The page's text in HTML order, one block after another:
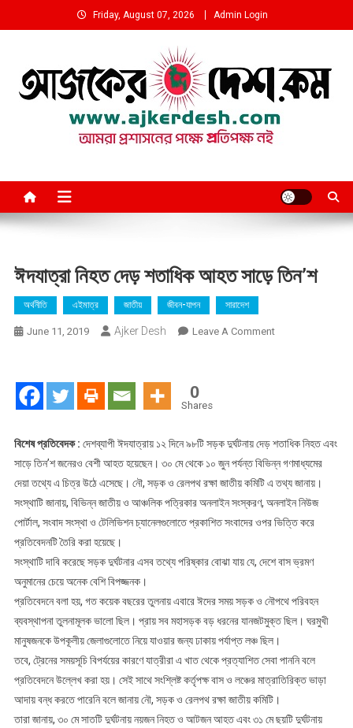
to
Friday, August 07, 2026 Admin Login
ঈদযাত্রা নিহত দেড় শতাধিক আহত সাড়ে তিন’শ
অর্থনীতি এইমাত্র জাতীয় জীবন-যাপন সারাদেশ
June 11, 2019 Ajker Desh Leave A CommentOn
সাড়ে
তিন’শ
0
Shares
বিশেষ প্রতিবেদক : দেশব্যাপী ঈদযাত্রায় ১২ দিনে ৯৮টি সড়ক দুর্ঘটনায় দেড় শতাধিক নিহত এবং
সাড়ে তিন’শ জনেরও বেশী আহত হয়েছেন। ৩০ মে থেকে ১০ জুন পর্যন্ত বিভিন্ন গণমাধ্যমের
দেয়া তথ্যে এ চিত্র উঠে এসেছে। নৌ, সড়ক ও রেলপথ রক্ষা জাতীয় কমিটি এ তথ্য জানায়।
সংস্থাটি জানায়, বিভিন্ন জাতীয় ও আঞ্চলিক পত্রিকার অনলাইন সংস্করণ, অনলাইন নিউজ
পোর্টাল, সংবাদ সংস্থা ও টেলিভিশন চ্যানেলগুলোতে প্রকাশিত সংবাদের ওপর ভিত্তি করে
প্রতিবেদনটি তৈরি করা হয়েছে।
সংস্থাটি দাবি করেছে সড়ক দুর্ঘটনার এসব তথ্যে পরিষ্কার বোঝা যায় যে, দেশে বাস ভ্রমণ
অনুমানের চেয়ে অনেক বেশি বিপজ্জনক।
প্রতিবেদনে বলা হয়, গত কয়েক বছরের তুলনায় এবারে ঈদের সময় সড়ক ও নৌপথে পরিবহন
ব্যবস্থাপনা তুলনামূলক ভালো ছিল। প্রায় সব মহাসড়ক বড় ধরনের যানজটমুক্ত ছিল। ঘরমুখী
মানুষজনকে উপকূলীয় জেলাগুলোতে নিয়ে যাওয়ার জন্য ঢাকায় পর্যাপ্ত লঞ্চ ছিল।
তবে, ট্রেনের সময়সূচি বিপর্যয়ের কারণে যাত্রীরা এ খাত থেকে প্রত্যাশিত সেবা পাননি বলে
প্রতিবেদনে উল্লেখ করা হয়। সেই সাথে সংশ্লিষ্ট কর্তৃপক্ষ বাস ও লঞ্চের মাত্রাতিরিক্ত ভাড়া
আদায় বন্ধ করতে পারেনি বলে জানায় নৌ, সড়ক ও রেলপথ রক্ষা জাতীয় কমিটি।
তারা জানায়, ৩০ মে সাতটি দুর্ঘটনায় নয়জন নিহত ও আটজন আহত এবং ৩১ মে ছয়টি দুর্ঘটনায়